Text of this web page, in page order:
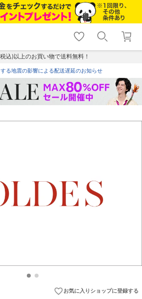
shopping_cart lock_outline
ログイン
込)以上のお買い物で送料無料！
る地震の影響による配送遅延のお知らせ
favorite_borderお気に入りショップに登録する